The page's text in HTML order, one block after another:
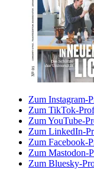
Zum Instagram-
Zum TikTok-
Zum YouTube-
Zum LinkedIn-
Zum Facebook-
Zum Mastodon-
Zum Bluesky-